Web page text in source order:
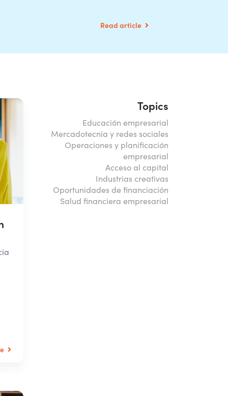
Read article
Topics
Educación empresarial
Mercadotecnia y redes sociales
Operaciones y planificación
empresarial
Acceso al capital
Industrias creativas
Oportunidades de financiación
Salud financiera empresarial